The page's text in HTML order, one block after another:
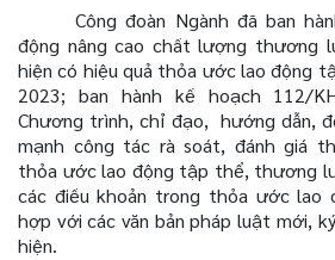
Công đoàn Ngành đã ban
động nâng cao chất lượng thương
hiện có hiệu quả thỏa ước lao động
2023; ban hành kế hoạch 112/
Chương trình, chỉ đạo, hướng dẫn,
mạnh công tác rà soát, đánh giá
thỏa ước lao động tập thể, thương
các điều khoản trong thỏa ước lao
hợp với các văn bản pháp luật mới,
hiện.